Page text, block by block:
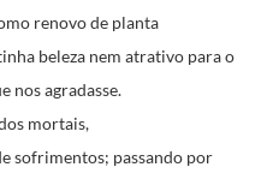
renovo de planta
beleza nem atrativo para o
nos agradasse.
mortais,
sofrimentos; passando por